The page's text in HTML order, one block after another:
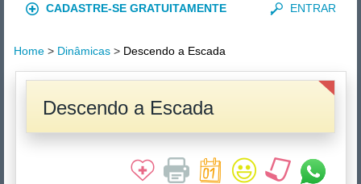
CADASTRE-SE GRATUITAMENTE ENTRAR
Home > Dinâmicas > Descendo a Escada
Descendo a Escada